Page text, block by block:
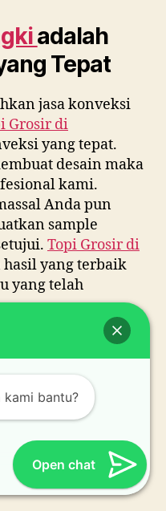
adalah
Tepat
jasa konveksi
Grosir di
yang tepat.
desain maka
kami.
Anda pun
sample
Topi Grosir di
yang terbaik
yang telah
Topi Grosir di
kami bantu?
Open chat